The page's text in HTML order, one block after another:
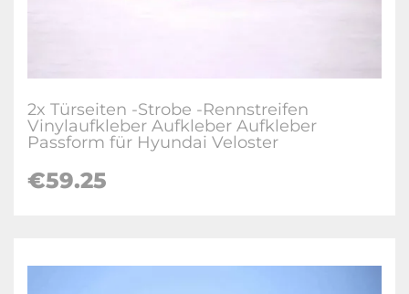
2x Türseiten -Strobe -Rennstreifen
Vinylaufkleber Aufkleber Aufkleber
Passform für Hyundai Veloster
€59.25